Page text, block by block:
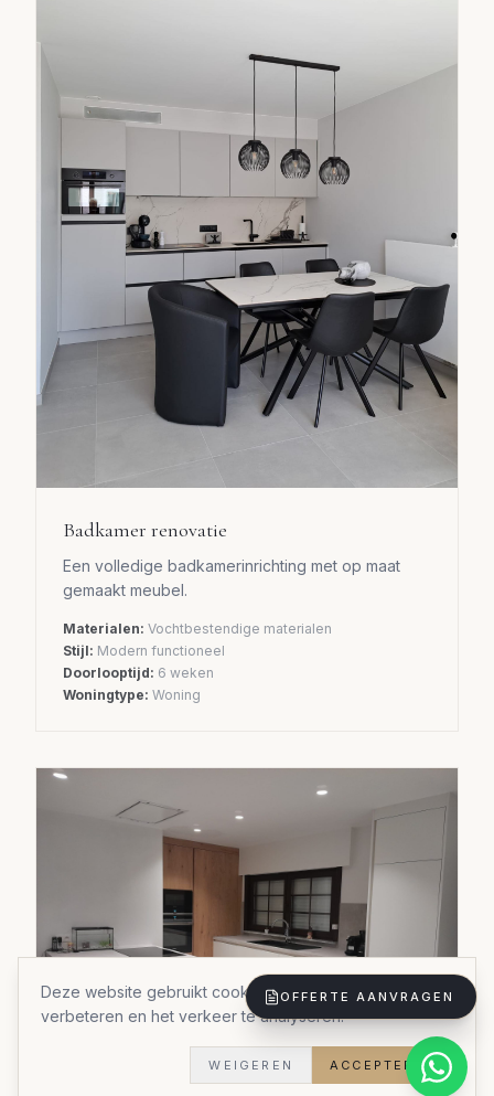
OFFERTE AANVRAGEN
Deze website gebruikt cookies om uw ervaring te
verbeteren en het verkeer te analyseren.
WEIGEREN ACCEPTEREN
Badkamer renovatie
Een volledige badkamerinrichting met op maat
gemaakt meubel.
Materialen: Vochtbestendige materialen
Stijl: Modern functioneel
Doorlooptijd: 6 weken
Woningtype: Woning